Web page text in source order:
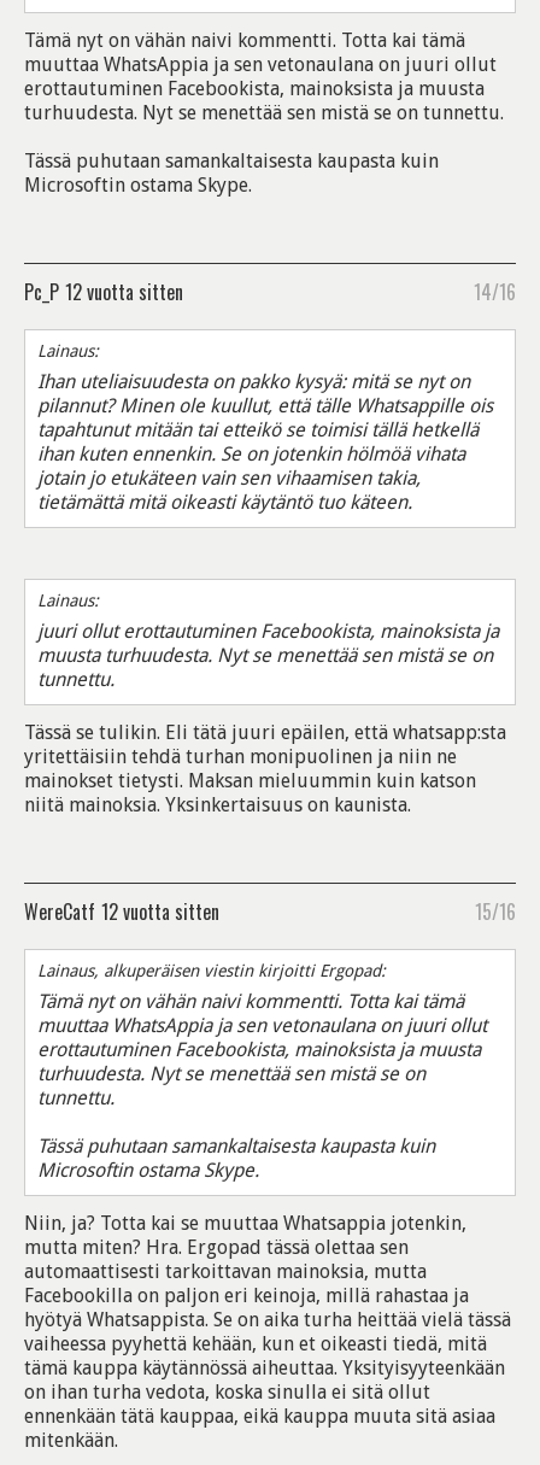
Tämä nyt on vähän naivi kommentti. Totta kai tämä
muuttaa WhatsAppia ja sen vetonaulana on juuri ollut
erottautuminen Facebookista, mainoksista ja muusta
turhuudesta. Nyt se menettää sen mistä se on tunnettu.
Tässä puhutaan samankaltaisesta kaupasta kuin
Microsoftin ostama Skype.
Pc_P 12 vuotta sitten 14/16
Lainaus:
Ihan uteliaisuudesta on pakko kysyä: mitä se nyt on
pilannut? Minen ole kuullut, että tälle Whatsappille ois
tapahtunut mitään tai etteikö se toimisi tällä hetkellä
ihan kuten ennenkin. Se on jotenkin hölmöä vihata
jotain jo etukäteen vain sen vihaamisen takia,
tietämättä mitä oikeasti käytäntö tuo käteen.
Lainaus:
juuri ollut erottautuminen Facebookista, mainoksista ja
muusta turhuudesta. Nyt se menettää sen mistä se on
tunnettu.
Tässä se tulikin. Eli tätä juuri epäilen, että whatsapp:sta
yritettäisiin tehdä turhan monipuolinen ja niin ne
mainokset tietysti. Maksan mieluummin kuin katson
niitä mainoksia. Yksinkertaisuus on kaunista.
WereCatf 12 vuotta sitten 15/16
Lainaus, alkuperäisen viestin kirjoitti Ergopad:
Tämä nyt on vähän naivi kommentti. Totta kai tämä
muuttaa WhatsAppia ja sen vetonaulana on juuri ollut
erottautuminen Facebookista, mainoksista ja muusta
turhuudesta. Nyt se menettää sen mistä se on
tunnettu.
Tässä puhutaan samankaltaisesta kaupasta kuin
Microsoftin ostama Skype.
Niin, ja? Totta kai se muuttaa Whatsappia jotenkin,
mutta miten? Hra. Ergopad tässä olettaa sen
automaattisesti tarkoittavan mainoksia, mutta
Facebookilla on paljon eri keinoja, millä rahastaa ja
hyötyä Whatsappista. Se on aika turha heittää vielä tässä
vaiheessa pyyhettä kehään, kun et oikeasti tiedä, mitä
tämä kauppa käytännössä aiheuttaa. Yksityisyyteenkään
on ihan turha vedota, koska sinulla ei sitä ollut
ennenkään tätä kauppaa, eikä kauppa muuta sitä asiaa
mitenkään.